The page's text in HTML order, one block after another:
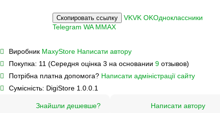
Скопировать ссылку VKVK OKОдноклассники
Telegram WA MMAX
Виробник MaxyStore Написати автору
Покупка: 11 (Середня оцінка 3 на основании 9 отзывов)
Потрібна платна допомога? Написати адміністрації сайту
Сумісність: DigiStore 1.0.0.1
Знайшли дешевше? Написати автору